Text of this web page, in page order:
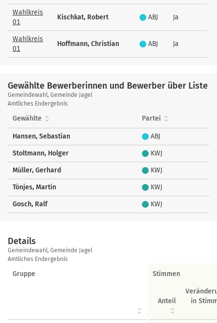
Wahlkreis
01
Kischkat, Robert ABJ Ja
Wahlkreis
01
Hoffmann, Christian ABJ Ja
Gewählte Bewerberinnen und Bewerber über Liste
Gewählte
Bewerberinnen
und
über
Liste
Gemeindewahl, Gemeinde Jagel
Amtliches Endergebnis
Gewählte Partei
Hansen, Sebastian ABJ
Stoltmann, Holger KWJ
Müller, Gerhard KWJ
Tönjes, Martin KWJ
Gosch, Ralf KWJ
Details
Details
Gemeindewahl, Gemeinde Jagel
Amtliches Endergebnis
Gruppe Stimmen
Anteil
in